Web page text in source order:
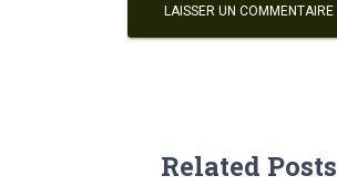
Related Posts